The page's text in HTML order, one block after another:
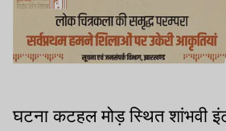
घटना कटहल मोड़ स्थित शांभवी